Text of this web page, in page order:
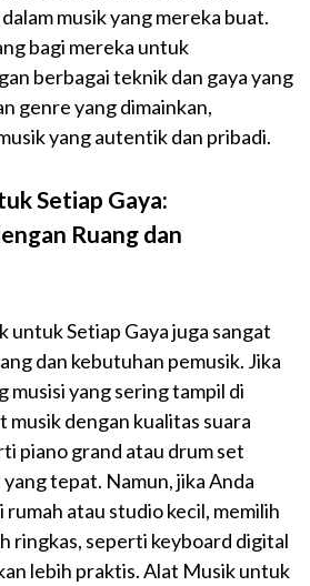
musik yang mereka buat.
bagi mereka untuk
berbagai teknik dan gaya yang
genre yang dimainkan,
yang autentik dan pribadi.
Setiap Gaya:
Ruang dan
untuk Setiap Gaya juga sangat
dan kebutuhan pemusik. Jika
musisi yang sering tampil di
musik dengan kualitas suara
piano grand atau drum set
tepat. Namun, jika Anda
atau studio kecil, memilih
ringkas, seperti keyboard digital
lebih praktis. Alat Musik untuk